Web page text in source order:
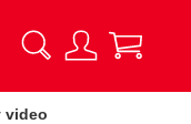
video